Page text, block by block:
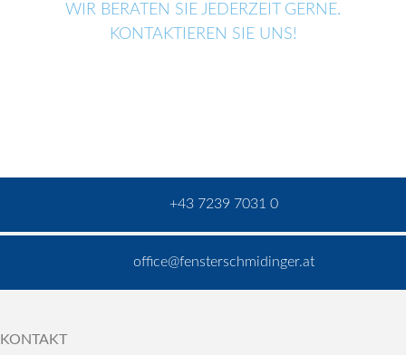
WIR BERATEN SIE JEDERZEIT GERNE.
KONTAKTIEREN SIE UNS!
+43 7239 7031 0
office@fensterschmidinger.at
KONTAKT